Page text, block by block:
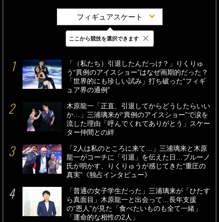
フィギュアスケート
最新 24時間 週間
「（私たち）引退したんだっけ？」りくりゅ
う“異例のアイスショー”はなぜ画期的だった？
「世界的にも珍しい試み」打ち破った“フィギ
ュア界の通例”
木原龍一「正直、引退してからどうしたらいい
か…」三浦璃来が“異例のアイスショー”で涙を
流した理由「呼んでくれてありがとう」スケー
ター仲間との絆
「2人は私のところに来て…」三浦璃来と木原
龍一がコーチに「引退」を伝えた日…ブルーノ
氏が明かす、りくりゅうが感じてきた“重圧の
真実”《独占インタビュー》
「普通の女子学生だった」三浦璃来が「ひたす
ら真面目」木原龍一と出会って…長年支援
の“恩人”が見た「食べたいものも全て一緒」
「運命的な相性の2人」
ここから競技を選択できます ×